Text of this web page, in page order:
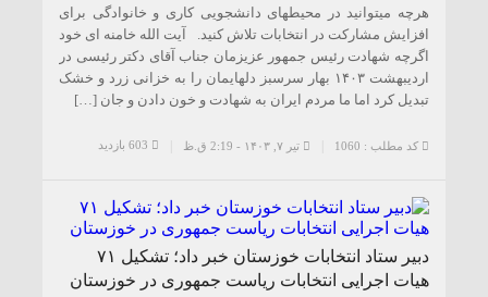
آغاز تعمیرات اساسی و بارگذاری کاتالیست EO
در واحد اتیلن گلایکول پتروشیمی مروارید
ساخت مبدل‌های راهبردی با تکیه بر توان داخلی
در پتروشیمی کارون ماهشهر
هرچه میتوانید در محیطهای دانشجویی کاری و خانوادگی برای
افزایش مشارکت در انتخابات تلاش کنید. آیت الله خامنه ای خود
اگرچه شهادت رئیس جمهور عزیزمان جناب آقای دکتر رئیسی در
اردیبهشت ۱۴۰۳ بهار سرسبز دلهایمان را به خزانی زرد و خشک
تبدیل کرد اما ما مردم ایران به شهادت و خون دادن و جان […]
کد مطلب : 1060 تیر ۷, ۱۴۰۳ - 2:19 ق.ظ
دبیر ستاد انتخابات خوزستان خبر داد؛ تشکیل ۷۱
هیات اجرایی انتخابات ریاست جمهوری در خوزستان